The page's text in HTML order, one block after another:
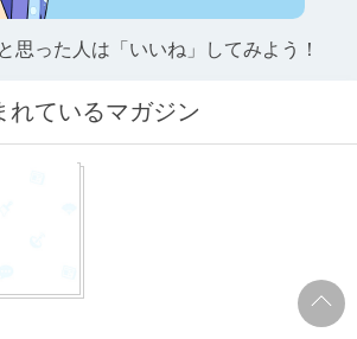
思った人は「いいね」してみよう！
れているマガジン